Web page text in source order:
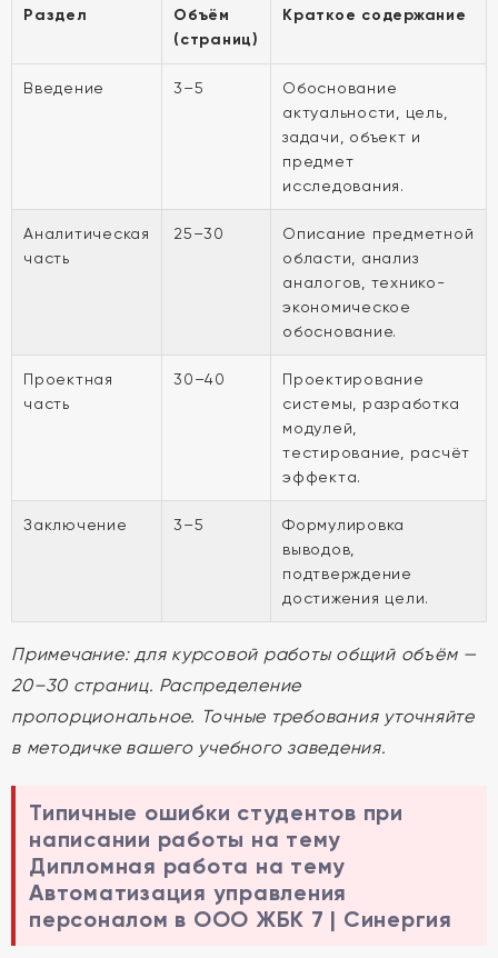
Раздел
Объём
(страниц)
Краткое содержание
Введение 3–5
Обоснование
актуальности, цель,
задачи, объект и
предмет
исследования.
Аналитическая
часть
25–30
Описание предметной
области, анализ
аналогов, технико-
экономическое
обоснование.
Проектная
часть
30–40
Проектирование
системы, разработка
модулей,
тестирование, расчёт
эффекта.
Заключение 3–5
Формулировка
выводов,
подтверждение
достижения цели.
Примечание: для курсовой работы общий объём —
20–30 страниц. Распределение
пропорциональное. Точные требования уточняйте
в методичке вашего учебного заведения.
Типичные ошибки студентов при
написании работы на тему
Дипломная работа на тему
Автоматизация управления
персоналом в ООО ЖБК 7 | Синергия